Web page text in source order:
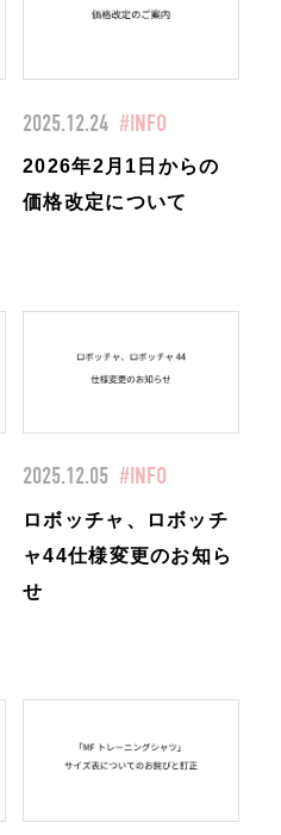
2025.12.24 #INFO
2026年2月1日からの
価格改定について
2025.12.05 #INFO
ロボッチャ、ロボッチ
ャ44仕様変更のお知ら
せ